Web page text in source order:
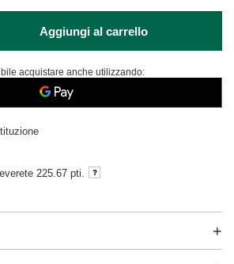
Aggiungi al carrello
acquistare anche utilizzando:
225.67 pti.